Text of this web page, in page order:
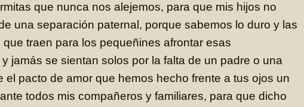
que nunca nos alejemos, para que mis hijos no
una separación paternal, porque sabemos lo duro y las
traen para los pequeñines afrontar esas
jamás se sientan solos por la falta de un padre o una
el pacto de amor que hemos hecho frente a tus ojos un
todos mis compañeros y familiares, para que dicho